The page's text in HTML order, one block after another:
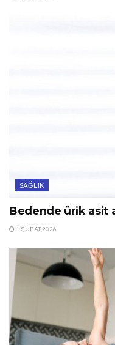
SAĞLIK
Bedende ürik asit
1 ŞUBAT 2026